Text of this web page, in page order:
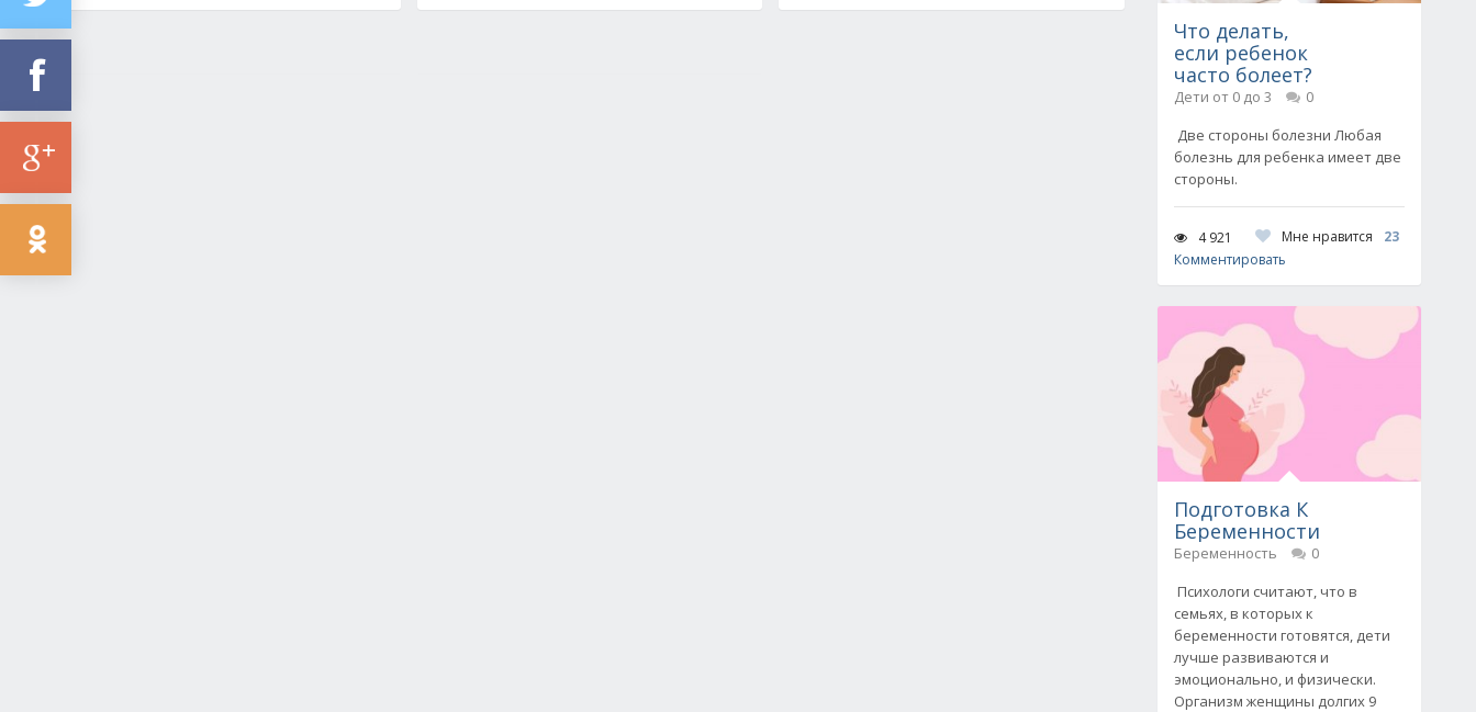
Что делать,
если ребенок
часто болеет?
Дети от 0 до 3
0
Две стороны болезни Любая
болезнь для ребенка имеет две
стороны.
4 921 Мне нравится
23
Комментировать
Подготовка К
Беременности
Беременность
0
Психологи считают, что в
семьях, в которых к
беременности готовятся, дети
лучше развиваются и
эмоционально, и физически.
Организм женщины долгих 9